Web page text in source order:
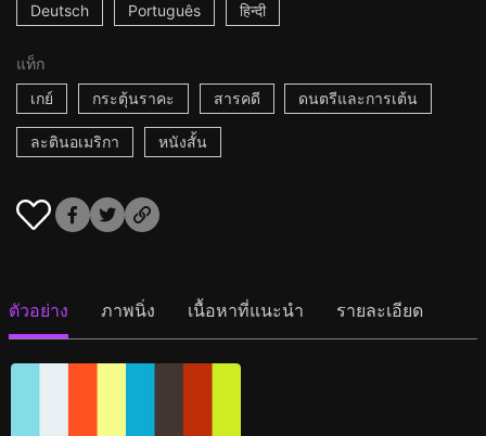
Deutsch Português हिन्दी
แท็ก
เกย์
กระตุ้นราคะ สารคดี ดนตรีและการเต้น
ละตินอเมริกา หนังสั้น
ตัวอย่าง ภาพนิ่ง เนื้อหาที่แนะนำ รายละเอียด